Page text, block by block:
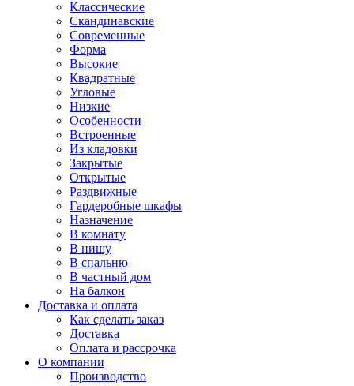
Классические
Скандинавские
Современные
Форма
Высокие
Квадратные
Угловые
Низкие
Особенности
Встроенные
Из кладовки
Закрытые
Открытые
Раздвижные
Гардеробные шкафы
Назначение
В комнату
В нишу
В спальню
В частный дом
На балкон
Доставка и оплата
Как сделать заказ
Доставка
Оплата и рассрочка
О компании
Производство